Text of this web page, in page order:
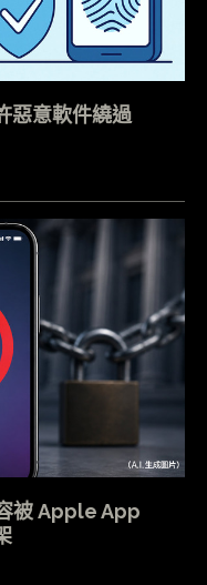
意軟件繞過
被 Apple App